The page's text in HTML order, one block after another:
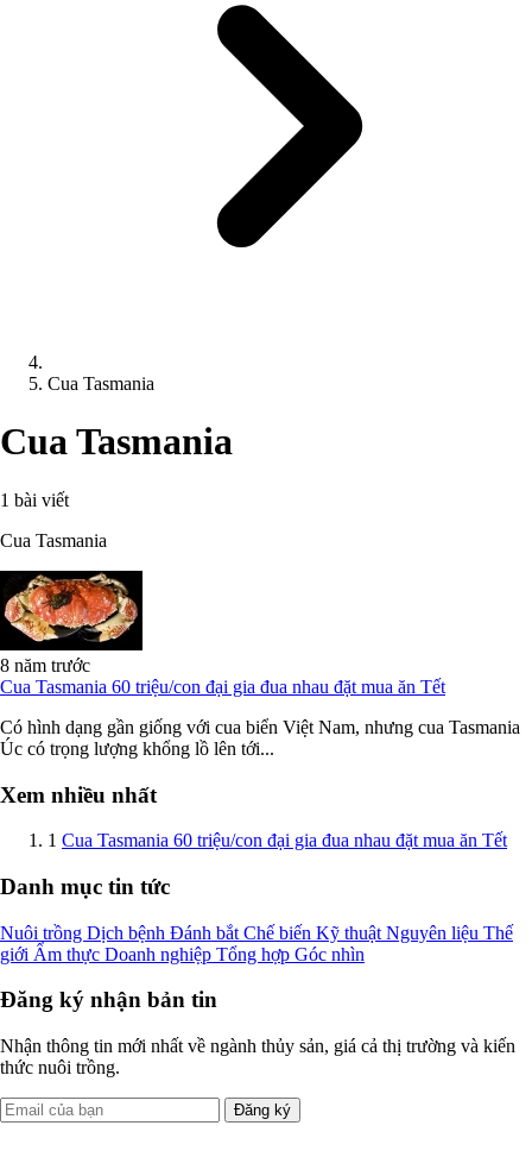
Cua Tasmania
Cua Tasmania
1 bài viết
Cua Tasmania
8 năm trước
Cua Tasmania 60 triệu/con đại gia đua nhau đặt mua ăn Tết
Có hình dạng gần giống với cua biển Việt Nam, nhưng cua Tasmania
Úc có trọng lượng khổng lồ lên tới...
Xem nhiều nhất
1 Cua Tasmania 60 triệu/con đại gia đua nhau đặt mua ăn Tết
Danh mục tin tức
Nuôi trồng Dịch bệnh Đánh bắt Chế biến Kỹ thuật Nguyên liệu Thế
giới Ẩm thực Doanh nghiệp Tổng hợp Góc nhìn
Đăng ký nhận bản tin
Nhận thông tin mới nhất về ngành thủy sản, giá cả thị trường và kiến
thức nuôi trồng.
Đăng ký